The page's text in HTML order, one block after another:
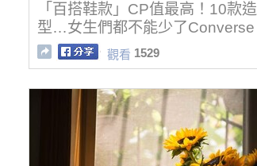
「百搭鞋款」CP值最高！10款造
型…女生們都不能少了Converse
觀看 1529